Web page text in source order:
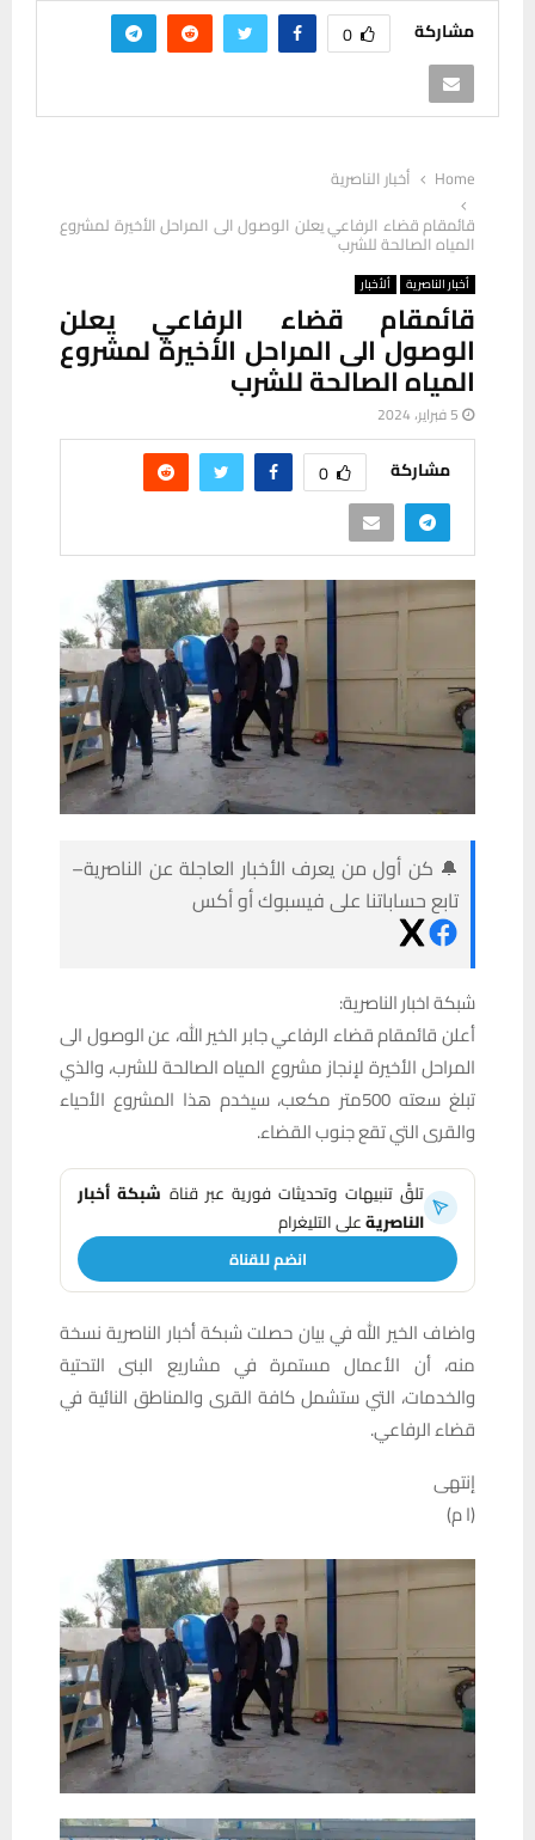
مشاركة 0
Home
أخبار الناصرية
قائمقام قضاء الرفاعي يعلن الوصول الى المراحل الأخيرة لمشروع
المياه الصالحة للشرب
أخبار الناصرية ألأخبار
قائمقام قضاء الرفاعي يعلن
الوصول الى المراحل الأخيرة لمشروع
المياه الصالحة للشرب
5 فبراير، 2024
مشاركة 0
🔔 كن أول من يعرف الأخبار العاجلة عن الناصرية–
تابع حساباتنا على فيسبوك أو أكس
شبكة اخبار الناصرية:
أعلن قائمقام قضاء الرفاعي جابر الخير الله، عن الوصول الى
المراحل الأخيرة لإنجاز مشروع المياه الصالحة للشرب، والذي
تبلغ سعته 500متر مكعب، سيخدم هذا المشروع الأحياء
والقرى التي تقع جنوب القضاء.
تلقَّ تنبيهات وتحديثات فورية عبر قناة شبكة أخبار
الناصريةعلى التليغرام
انضم للقناة
واضاف الخير الله في بيان حصلت شبكة أخبار الناصرية نسخة
منه، أن الأعمال مستمرة في مشاريع البنى التحتية
والخدمات، التي ستشمل كافة القرى والمناطق النائية في
قضاء الرفاعي.
إنتهى
(ا م)